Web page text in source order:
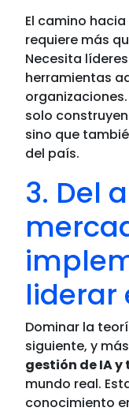
El camino hacia
requiere más
Necesita
herramientas
organizaciones.
solo
sino que
del país.
3. Del
liderar
Dominar la
siguiente, y
gestión de IA
mundo real.
conocimiento